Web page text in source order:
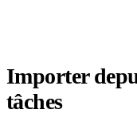
Importer
tâches